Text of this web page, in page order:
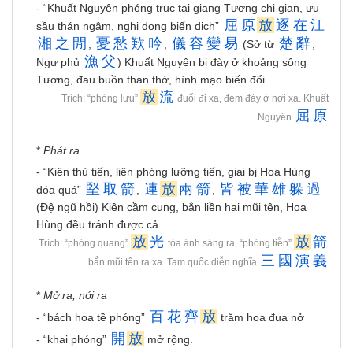
- “Khuất Nguyên phóng trục tại giang Tương chi gian, ưu
sầu thán ngâm, nghi dong biến dịch” 屈 原 放 逐 在 江
湘 之 閒 憂 愁 歎 吟 儀 容 變 易 (Sở từ 楚 辭
Ngư phủ 漁 父) Khuất Nguyên bị đày ở khoảng sông
Tương, đau buồn than thở, hình mạo biến đổi.
Trích: “phóng lưu” 放 流 đuổi đi xa, đem đày ở nơi xa. Khuất
Nguyên 屈 原
* Phát ra
- “Kiên thủ tiến, liên phóng lưỡng tiến, giai bị Hoa Hùng
đóa quá” 堅 取 箭 連 放 兩 箭 皆 被 華 雄 躲 過
(Đệ ngũ hồi) Kiên cầm cung, bắn liền hai mũi tên, Hoa
Hùng đều tránh được cả.
Trích: “phóng quang” 放 光 tỏa ánh sáng ra, “phóng tiễn” 放 箭
bắn mũi tên ra xa. Tam quốc diễn nghĩa 三 國 演 義
* Mở ra, nới ra
- “bách hoa tề phóng” 百 花 齊 放 trăm hoa đua nở
- “khai phóng” 開 放 mở rộng.